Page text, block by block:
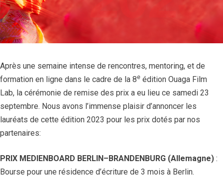
Après une semaine intense de rencontres, mentoring, et de
formation en ligne dans le cadre de la 8e édition Ouaga Film
Lab, la cérémonie de remise des prix a eu lieu ce samedi 23
septembre. Nous avons l’immense plaisir d’annoncer les
lauréats de cette édition 2023 pour les prix dotés par nos
partenaires:
PRIX MEDIENBOARD BERLIN–BRANDENBURG (Allemagne) :
Bourse pour une résidence d’écriture de 3 mois à Berlin.